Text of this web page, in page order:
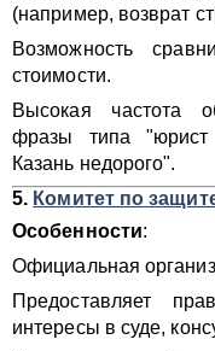
(например, возврат
Возможность
стоимости.
Высокая частота
фразы типа "юрист
Казань недорого".
5. Комитет по
Особенности:
Официальная
Предоставляет
интересы в суде,